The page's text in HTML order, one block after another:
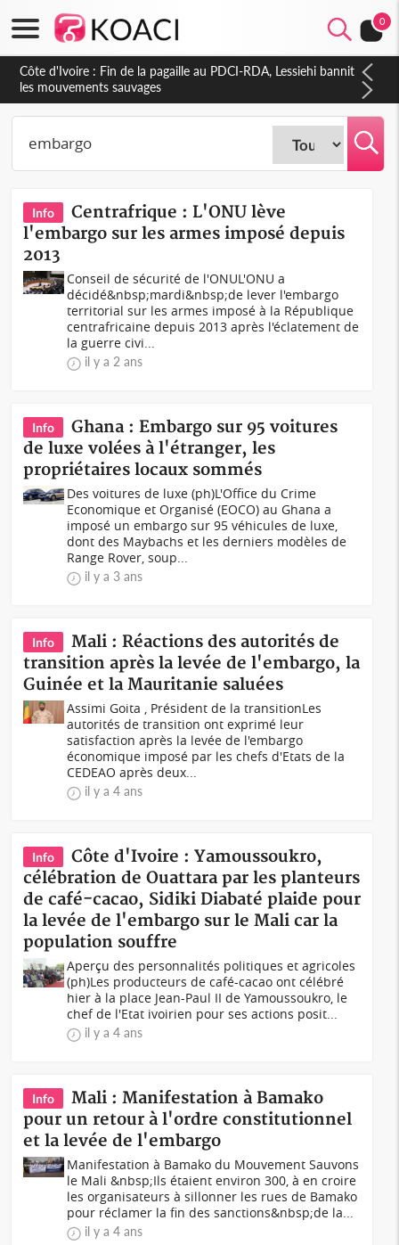
0
Côte d'Ivoire : Ouattara promet des sanctions contre les
déguerpissements illégaux
Info
Centrafrique : L'ONU lève
l'embargo sur les armes imposé depuis
2013
Conseil de sécurité de l'ONUL'ONU a
décidé&nbsp;mardi&nbsp;de lever l'embargo
territorial sur les armes imposé à la République
centrafricaine depuis 2013 après l'éclatement de
la guerre civi...
il y a 2 ans
Info
Ghana : Embargo sur 95 voitures
de luxe volées à l'étranger, les
propriétaires locaux sommés
Des voitures de luxe (ph)L'Office du Crime
Economique et Organisé (EOCO) au Ghana a
imposé un embargo sur 95 véhicules de luxe,
dont des Maybachs et les derniers modèles de
Range Rover, soup...
il y a 3 ans
Info
Mali : Réactions des autorités de
transition après la levée de l'embargo, la
Guinée et la Mauritanie saluées
Assimi Goita , Président de la transitionLes
autorités de transition ont exprimé leur
satisfaction après la levée de l'embargo
économique imposé par les chefs d'Etats de la
CEDEAO après deux...
il y a 4 ans
Info
Côte d'Ivoire : Yamoussoukro,
célébration de Ouattara par les planteurs
de café-cacao, Sidiki Diabaté plaide pour
la levée de l'embargo sur le Mali car la
population souffre
Aperçu des personnalités politiques et agricoles
(ph)Les producteurs de café-cacao ont célébré
hier à la place Jean-Paul II de Yamoussoukro, le
chef de l'Etat ivoirien pour ses actions posit...
il y a 4 ans
Info
Mali : Manifestation à Bamako
pour un retour à l'ordre constitutionnel
et la levée de l'embargo
Manifestation à Bamako du Mouvement Sauvons
le Mali &nbsp;Ils étaient environ 300, à en croire
les organisateurs à sillonner les rues de Bamako
pour réclamer la fin des sanctions&nbsp;de la...
il y a 4 ans